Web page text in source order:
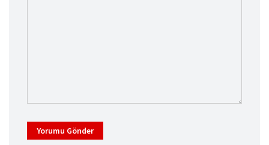
Yorumu Gönder